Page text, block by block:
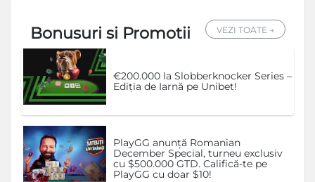
Bonusuri si Promotii VEZI TOATE →
€200.000 la Slobberknocker Series –
Ediția de Iarnă pe Unibet!
PlayGG anunță Romanian
December Special, turneu exclusiv
cu $500.000 GTD. Califică-te pe
PlayGG cu doar $10!